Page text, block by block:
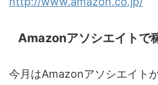
Amazonアソシエイトで
今月はAmazonアソシエイト